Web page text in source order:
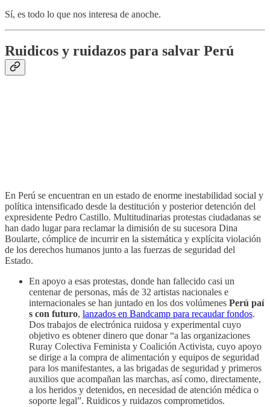
Sí, es todo lo que nos interesa de anoche.
Ruidicos y ruidazos para salvar Perú
En Perú se encuentran en un estado de enorme inestabilidad social y
política intensificado desde la destitución y posterior detención del
expresidente Pedro Castillo. Multitudinarias protestas ciudadanas se
han dado lugar para reclamar la dimisión de su sucesora Dina
Boularte, cómplice de incurrir en la sistemática y explícita violación
de los derechos humanos junto a las fuerzas de seguridad del
Estado.
En apoyo a esas protestas, donde han fallecido casi un
centenar de personas, más de 32 artistas nacionales e
internacionales se han juntado en los dos volúmenes Perú pa​í​
s con futuro, lanzados en Bandcamp para recaudar fondos.
Dos trabajos de electrónica ruidosa y experimental cuyo
objetivo es obtener dinero que donar “a las organizaciones
Ruray Colectiva Feminista y Coalición Activista, cuyo apoyo
se dirige a la compra de alimentación y equipos de seguridad
para los manifestantes, a las brigadas de seguridad y primeros
auxilios que acompañan las marchas, así como, directamente,
a los heridos y detenidos, en necesidad de atención médica o
soporte legal”. Ruidicos y ruidazos comprometidos.